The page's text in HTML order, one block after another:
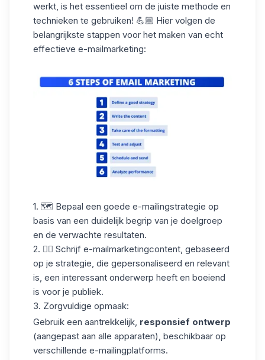
werkt, is het essentieel om de juiste methode en
technieken te gebruiken! 💪🏼 Hier volgen de
belangrijkste stappen voor het maken van echt
effectieve e-mailmarketing:
1. 🗺️ Bepaal een goede e-mailingstrategie op
basis van een duidelijk begrip van je doelgroep
en de verwachte resultaten.
2. ✍🏼 Schrijf e-mailmarketingcontent , gebaseerd
op je strategie, die gepersonaliseerd en relevant
is, een interessant onderwerp heeft en boeiend
is voor je publiek.
3. Zorgvuldige opmaak:
Gebruik een aantrekkelijk, responsief ontwerp
(aangepast aan alle apparaten), beschikbaar op
verschillende e-mailingplatforms.